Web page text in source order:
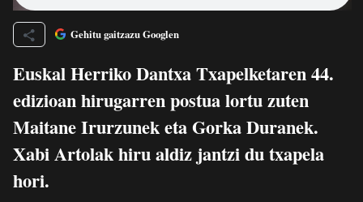
Gehitu gaitzazu Googlen
Euskal Herriko Dantxa Txapelketaren 44.
edizioan hirugarren postua lortu zuten
Maitane Irurzunek eta Gorka Duranek.
Xabi Artolak hiru aldiz jantzi du txapela
hori.